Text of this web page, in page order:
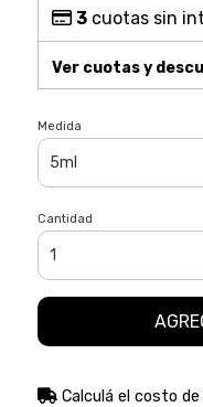
3cuotas sin
Ver cuotas y
Medida
Cantidad
Calculá el costo de